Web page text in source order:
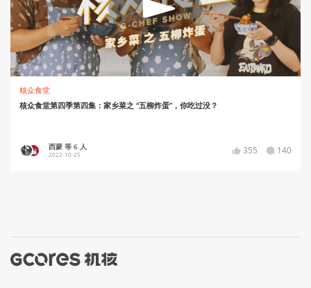
核众食堂
核众食堂第四季第四集：家乡菜之 “五柳炸蛋”，你吃过没？
西蒙 等 6 人
2022-10-25 355 140